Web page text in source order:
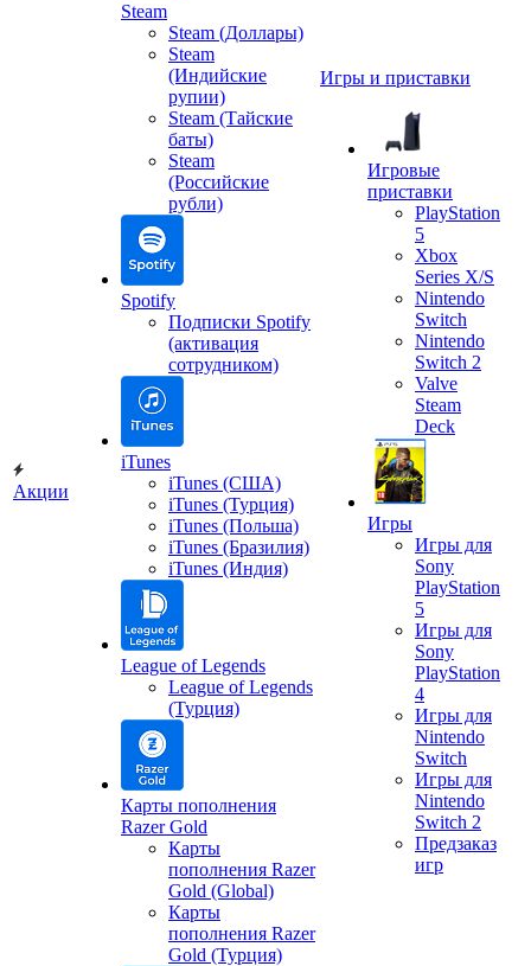
Акции
Steam
Steam (Доллары)
Steam
(Индийские
рупии)
Steam (Тайские
баты)
Steam
(Российские
рубли)
Spotify
Подписки Spotify
(активация
сотрудником)
iTunes
iTunes (США)
iTunes (Турция)
iTunes (Польша)
iTunes (Бразилия)
iTunes (Индия)
League of Legends
League of Legends
(Турция)
Карты пополнения
Razer Gold
Карты
пополнения Razer
Gold (Global)
Карты
пополнения Razer
Gold (Турция)
Игры и приставки
Игровые
приставки
PlayStation
5
Xbox
Series X/S
Nintendo
Switch
Nintendo
Switch 2
Valve
Steam
Deck
Игры
Игры для
Sony
PlayStation
5
Игры для
Sony
PlayStation
4
Игры для
Nintendo
Switch
Игры для
Nintendo
Switch 2
Предзаказ
игр